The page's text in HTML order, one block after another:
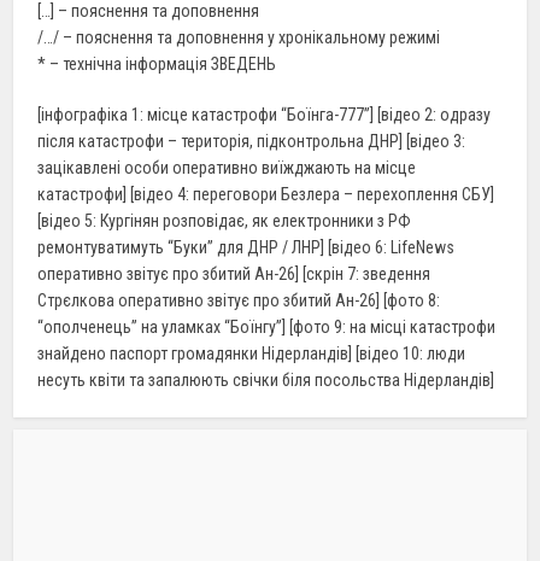
[…] – пояснення та доповнення
/…/ – пояснення та доповнення у хронікальному режимі
* – технічна інформація ЗВЕДЕНЬ
[інфографіка 1: місце катастрофи “Боїнга-777”] [відео 2: одразу
після катастрофи – територія, підконтрольна ДНР] [відео 3:
зацікавлені особи оперативно виїжджають на місце
катастрофи] [відео 4: переговори Безлера – перехоплення СБУ]
[відео 5: Кургінян розповідає, як електронники з РФ
ремонтуватимуть “Буки” для ДНР / ЛНР] [відео 6: LifeNews
оперативно звітує про збитий Ан-26] [скрін 7: зведення
Стрєлкова оперативно звітує про збитий Ан-26] [фото 8:
“ополченець” на уламках “Боїнгу”] [фото 9: на місці катастрофи
знайдено паспорт громадянки Нідерландів] [відео 10: люди
несуть квіти та запалюють свічки біля посольства Нідерландів]